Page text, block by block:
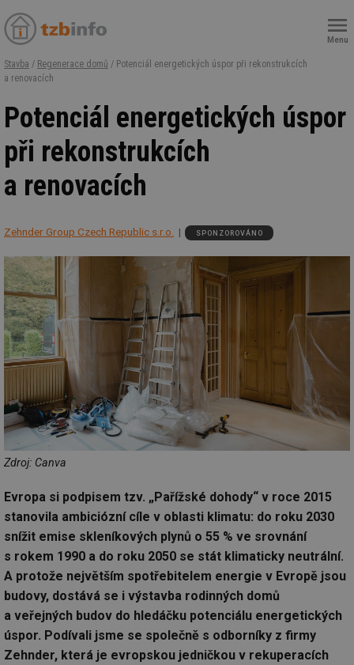
Menu
Stavba / Regenerace domů / Potenciál energetických úspor při rekonstrukcích
a renovacích
Potenciál energetických úspor
při rekonstrukcích
a renovacích
Zehnder Group Czech Republic s.r.o. SPONZOROVÁNO
Zdroj: Canva
Evropa si podpisem tzv. „Pařížské dohody“ v roce 2015
stanovila ambiciózní cíle v oblasti klimatu: do roku 2030
snížit emise skleníkových plynů o 55 % ve srovnání
s rokem 1990 a do roku 2050 se stát klimaticky neutrální.
A protože největším spotřebitelem energie v Evropě jsou
budovy, dostává se i výstavba rodinných domů
a veřejných budov do hledáčku potenciálu energetických
úspor. Podívali jsme se společně s odborníky z firmy
Zehnder, která je evropskou jedničkou v rekuperacích